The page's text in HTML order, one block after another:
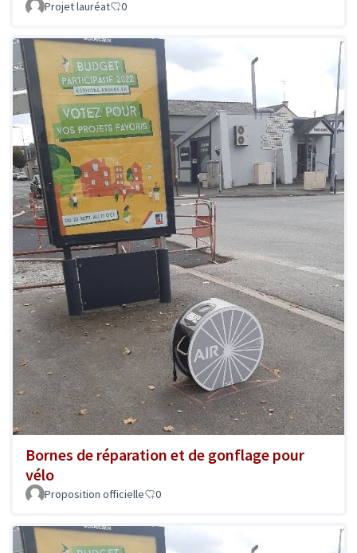
Projet lauréat 0
Bornes de réparation et de gonflage pour
vélo
Proposition officielle 0